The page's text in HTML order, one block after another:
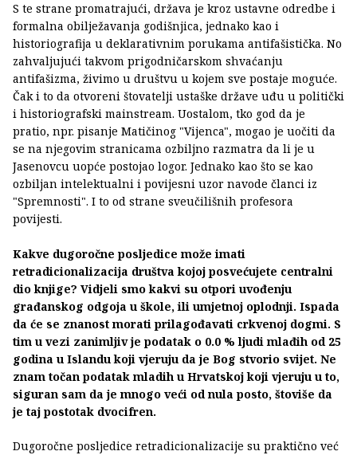
S te strane promatrajući, država je kroz ustavne odredbe i
formalna obilježavanja godišnjica, jednako kao i
historiografija u deklarativnim porukama antifašistička. No
zahvaljujući takvom prigodničarskom shvaćanju
antifašizma, živimo u društvu u kojem sve postaje moguće.
Čak i to da otvoreni štovatelji ustaške države uđu u politički
i historiografski mainstream. Uostalom, tko god da je
pratio, npr. pisanje Matičinog "Vijenca", mogao je uočiti da
se na njegovim stranicama ozbiljno razmatra da li je u
Jasenovcu uopće postojao logor. Jednako kao što se kao
ozbiljan intelektualni i povijesni uzor navode članci iz
"Spremnosti". I to od strane sveučilišnih profesora
povijesti.
Kakve dugoročne posljedice može imati
retradicionalizacija društva kojoj posvećujete centralni
dio knjige? Vidjeli smo kakvi su otpori uvođenju
građanskog odgoja u škole, ili umjetnoj oplodnji. Ispada
da će se znanost morati prilagođavati crkvenoj dogmi. S
tim u vezi zanimljiv je podatak o 0.0 % ljudi mlađih od 25
godina u Islandu koji vjeruju da je Bog stvorio svijet. Ne
znam točan podatak mladih u Hrvatskoj koji vjeruju u to,
siguran sam da je mnogo veći od nula posto, štoviše da
je taj postotak dvocifren.
Dugoročne posljedice retradicionalizacije su praktično već